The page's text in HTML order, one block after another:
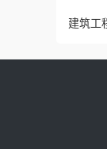
建筑工